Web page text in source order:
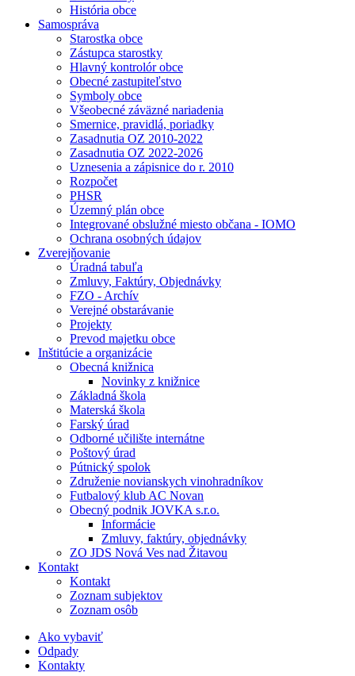
História obce
Samospráva
Starostka obce
Zástupca starostky
Hlavný kontrolór obce
Obecné zastupiteľstvo
Symboly obce
Všeobecné záväzné nariadenia
Smernice, pravidlá, poriadky
Zasadnutia OZ 2010-2022
Zasadnutia OZ 2022-2026
Uznesenia a zápisnice do r. 2010
Rozpočet
PHSR
Územný plán obce
Integrované obslužné miesto občana - IOMO
Ochrana osobných údajov
Zverejňovanie
Úradná tabuľa
Zmluvy, Faktúry, Objednávky
FZO - Archív
Verejné obstarávanie
Projekty
Prevod majetku obce
Inštitúcie a organizácie
Obecná knižnica
Novinky z knižnice
Základná škola
Materská škola
Farský úrad
Odborné učilište internátne
Poštový úrad
Pútnický spolok
Združenie novianskych vinohradníkov
Futbalový klub AC Novan
Obecný podnik JOVKA s.r.o.
Informácie
Zmluvy, faktúry, objednávky
ZO JDS Nová Ves nad Žitavou
Kontakt
Kontakt
Zoznam subjektov
Zoznam osôb
Ako vybaviť
Odpady
Kontakty